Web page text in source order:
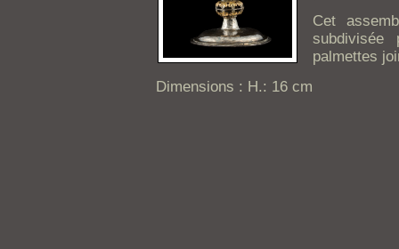
Cet
palmettes
Dimensions : H.: 16 cm